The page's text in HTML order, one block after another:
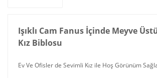
Işıklı Cam Fanus İçinde Meyve
Kız Biblosu
Ev Ve Ofisler de Sevimli Kız ile Hoş Görünüm